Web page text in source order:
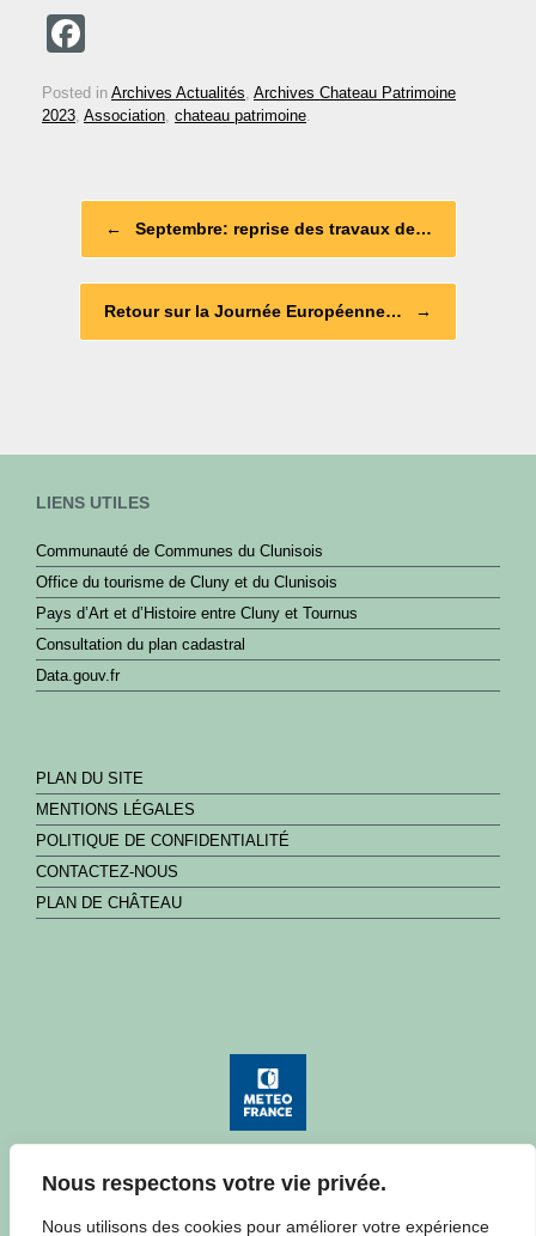
Nous respectons votre vie privée.
Nous utilisons des cookies pour améliorer votre expérience
c
o
Posted in Archives Actualités, Archives Chateau Patrimoine
2023, Association, chateau patrimoine.
← Septembre: reprise des travaux de…
Retour sur la Journée Européenne… →
LIENS UTILES
Communauté de Communes du Clunisois
Office du tourisme de Cluny et du Clunisois
Pays d’Art et d’Histoire entre Cluny et Tournus
Consultation du plan cadastral
Data.gouv.fr
PLAN DU SITE
MENTIONS LÉGALES
POLITIQUE DE CONFIDENTIALITÉ
CONTACTEZ-NOUS
PLAN DE CHÂTEAU